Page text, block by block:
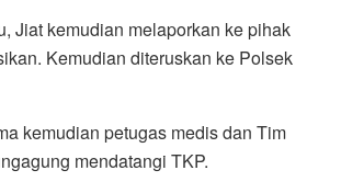
Jiat kemudian melaporkan ke pihak
Kemudian diteruskan ke Polsek
kemudian petugas medis dan Tim
mendatangi TKP.